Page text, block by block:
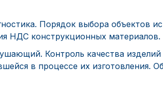
Порядок выбора объектов
НДС конструкционных
Контроль качества
в процессе их изготовления.